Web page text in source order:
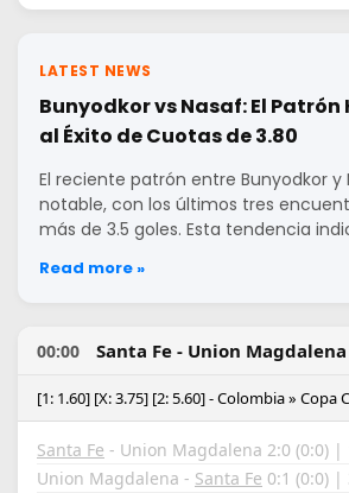
LATEST NEWS
Bunyodkor vs Nasaf: El Patrón
al Éxito de Cuotas de 3.80
El reciente patrón entre Bunyodkor y
notable, con los últimos tres
más de 3.5 goles. Esta tendencia
Read more »
00:00 Santa Fe - Union Magdalena
[1: 1.60] [X: 3.75] [2: 5.60] - Colombia » Copa
Santa Fe - Union Magdalena 2:0 (0:0) |
Union Magdalena - Santa Fe 0:1 (0:0) |